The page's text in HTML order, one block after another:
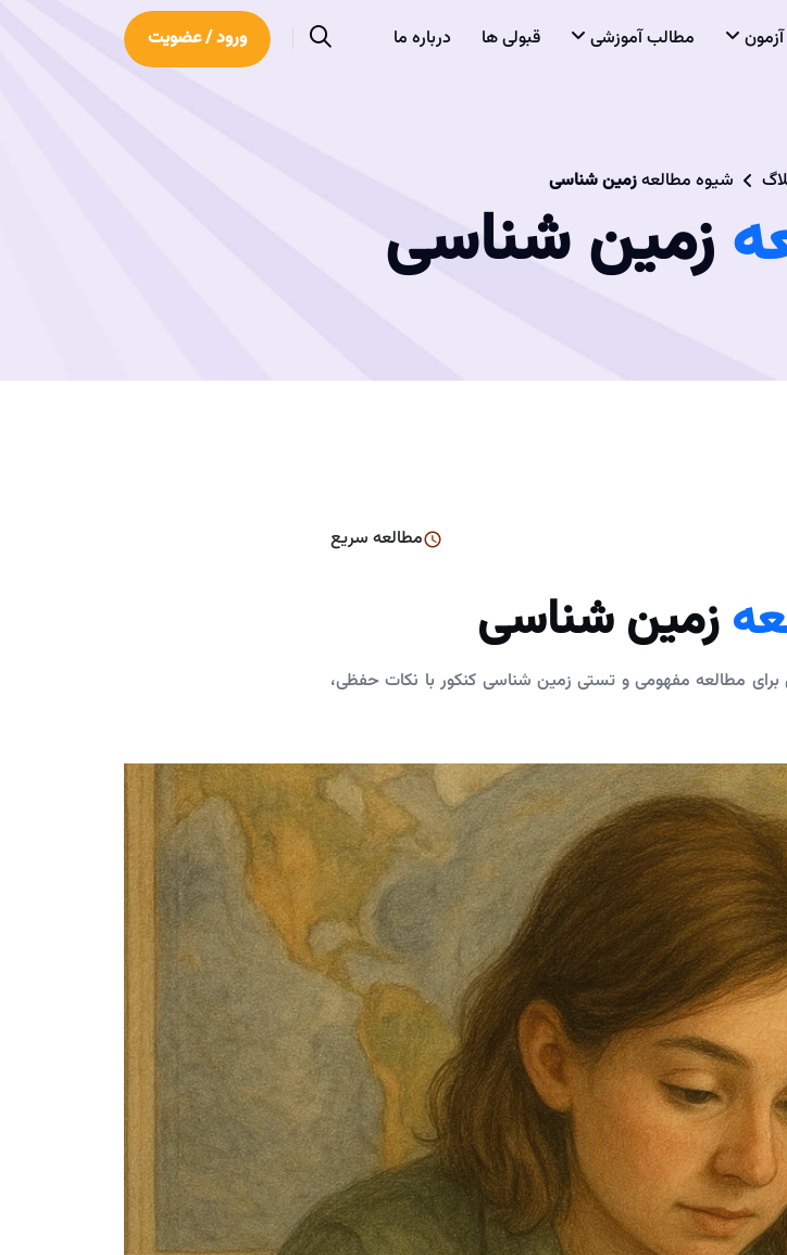
آزمون مطالب آموزشی قبولی ها درباره ما ورود / عضویت
شیوه مطالعهزمین شناسی
زمین شناسی
مطالعه سریع
زمین شناسی
مطالعه مفهومی و تستی زمین شناسی کنکور با نکات حفظی،